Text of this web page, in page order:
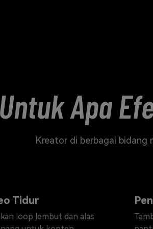
Untuk Apa
Kreator di berbagai bidang
Tidur
loop lembut dan alas